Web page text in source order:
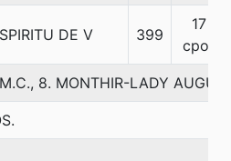
DE V 399
17
cpos
8. MONTHIR-LADY